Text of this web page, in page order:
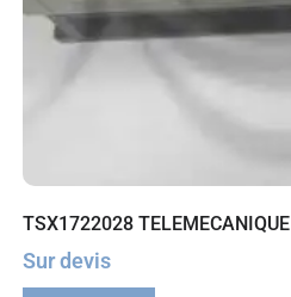
TSX1722028 TELEMECANIQUE
Sur devis